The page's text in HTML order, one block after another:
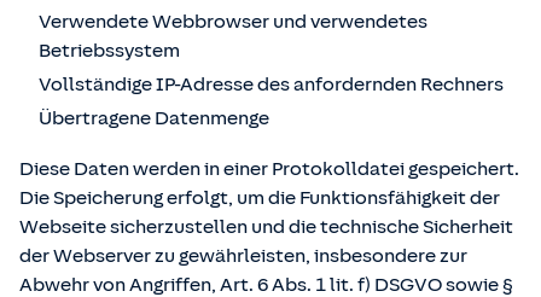
Verwendete Webbrowser und verwendetes
Betriebssystem
Vollständige IP-Adresse des anfordernden Rechners
Übertragene Datenmenge
Diese Daten werden in einer Protokolldatei gespeichert.
Die Speicherung erfolgt, um die Funktionsfähigkeit der
Webseite sicherzustellen und die technische Sicherheit
der Webserver zu gewährleisten, insbesondere zur
Abwehr von Angriffen, Art. 6 Abs. 1 lit. f) DSGVO sowie §